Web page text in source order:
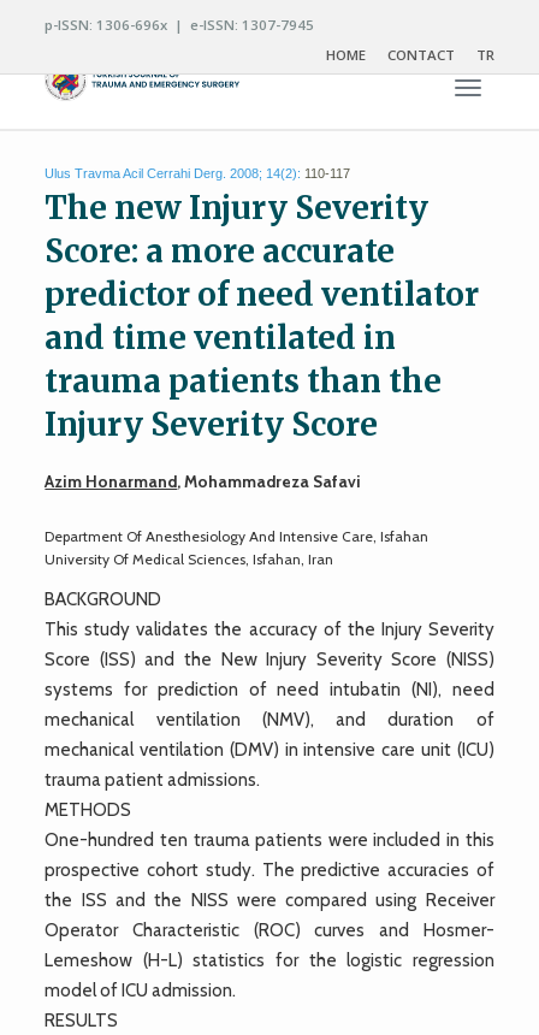
p-ISSN: 1306-696x | e-ISSN: 1307-7945
HOME
CONTACT TR
Toggle
Ulus Travma Acil Cerrahi Derg. 2008; 14(2): 110-117
The new Injury Severity
Score: a more accurate
predictor of need ventilator
and time ventilated in
trauma patients than the
Injury Severity Score
Azim Honarmand, Mohammadreza Safavi
Department Of Anesthesiology And Intensive Care, Isfahan
University Of Medical Sciences, Isfahan, Iran
BACKGROUND
This study validates the accuracy of the Injury Severity
Score (ISS) and the New Injury Severity Score (NISS)
systems for prediction of need intubatin (NI), need
mechanical ventilation (NMV), and duration of
mechanical ventilation (DMV) in intensive care unit (ICU)
trauma patient admissions.
METHODS
One-hundred ten trauma patients were included in this
prospective cohort study. The predictive accuracies of
the ISS and the NISS were compared using Receiver
Operator Characteristic (ROC) curves and Hosmer-
Lemeshow (H-L) statistics for the logistic regression
model of ICU admission.
RESULTS